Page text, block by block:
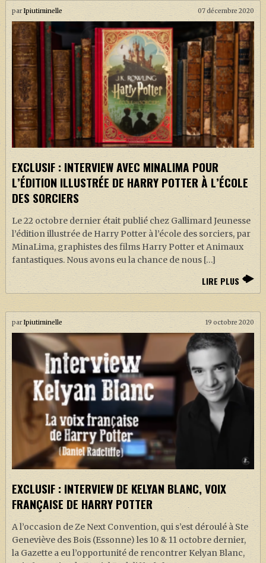
parIpiutiminelle 07 décembre 2020
EXCLUSIF : INTERVIEW AVEC MINALIMA POUR
L’ÉDITION ILLUSTRÉE DE HARRY POTTER À L’ÉCOLE
DES SORCIERS
Le 22 octobre dernier était publié chez Gallimard Jeunesse
l’édition illustrée de Harry Potter à l’école des sorciers, par
MinaLima, graphistes des films Harry Potter et Animaux
fantastiques. Nous avons eu la chance de nous […]
LIRE PLUS
parIpiutiminelle 19 octobre 2020
EXCLUSIF : INTERVIEW DE KELYAN BLANC, VOIX
FRANÇAISE DE HARRY POTTER
A l’occasion de Ze Next Convention, qui s’est déroulé à Ste
Geneviève des Bois (Essonne) les 10 & 11 octobre dernier,
la Gazette a eu l’opportunité de rencontrer Kelyan Blanc,